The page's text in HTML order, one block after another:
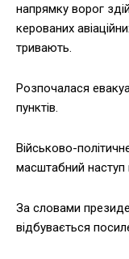
напрямку ворог
керованих
тривають.
Розпочалася
пунктів.
Військово-
масштабний наступ
За словами
відбувається